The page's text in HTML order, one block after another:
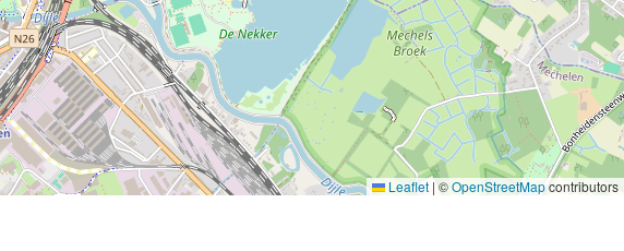
Leaflet |©OpenStreetMapcontributors